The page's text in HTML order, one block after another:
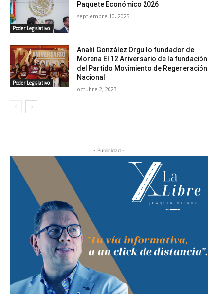
Poder Legislativo
Paquete Económico 2026
septiembre 10, 2025
Poder Legislativo
Anahí González Orgullo fundador de
Morena El 12 Aniversario de la fundación
del Partido Movimiento de Regeneración
Nacional
octubre 2, 2023
- Publicidad -